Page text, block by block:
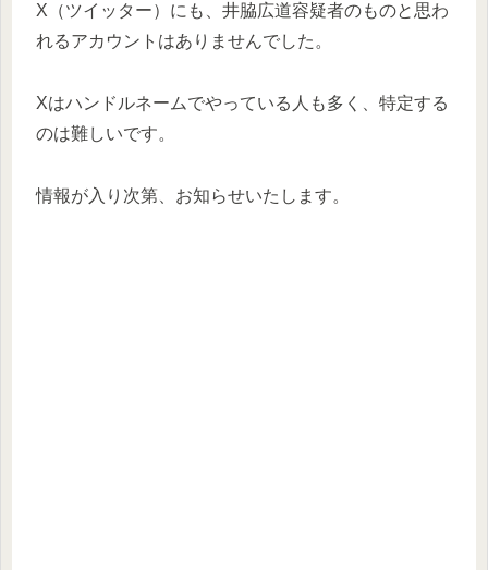
X（ツイッター）にも、井脇広道容疑者のものと思わ
れるアカウントはありませんでした。
Xはハンドルネームでやっている人も多く、特定する
のは難しいです。
情報が入り次第、お知らせいたします。